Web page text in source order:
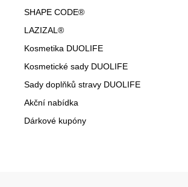
SHAPE CODE®
LAZIZAL®
Kosmetika DUOLIFE
Kosmetické sady DUOLIFE
Sady doplňků stravy DUOLIFE
Akční nabídka
Dárkové kupóny